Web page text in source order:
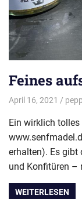
Feines
April 16, 2021
Ein wirklich
erhalten). Es gibt
und Konfitüren –
WEITERLESEN